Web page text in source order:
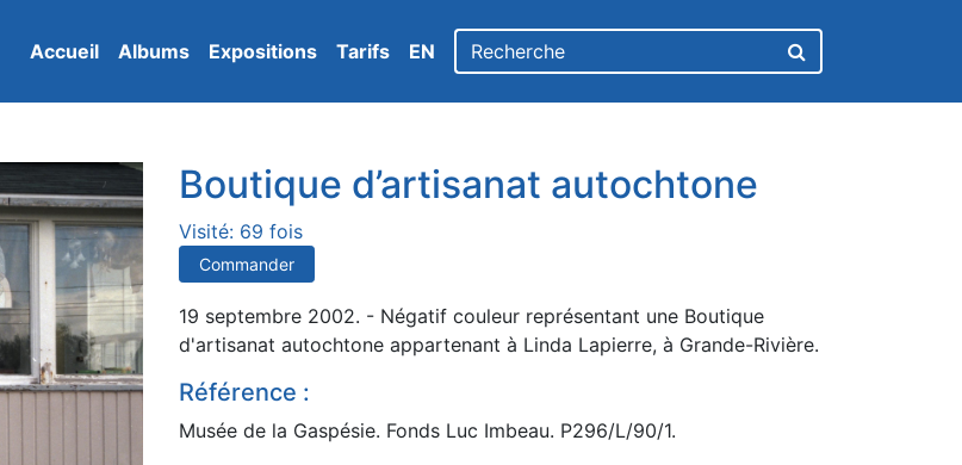
Accueil Albums Expositions Tarifs EN
Boutique d’artisanat autochtone
Visité: 69 fois
Commander
19 septembre 2002. - Négatif couleur représentant une Boutique
d'artisanat autochtone appartenant à Linda Lapierre, à Grande-Rivière.
Référence :
Musée de la Gaspésie. Fonds Luc Imbeau. P296/L/90/1.